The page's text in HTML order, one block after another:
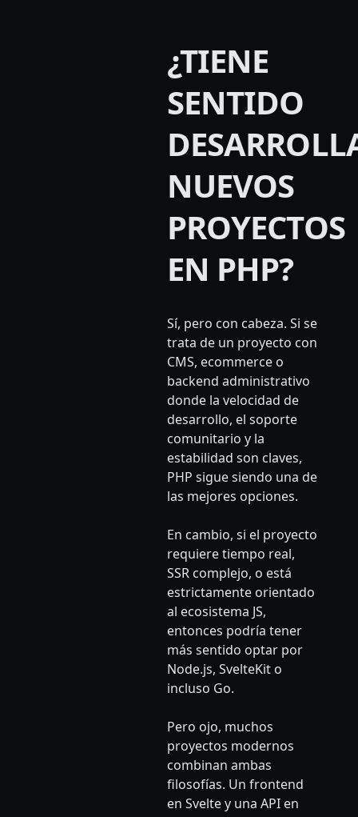
¿TIENE
SENTIDO
NUEVOS
PROYECTOS
EN PHP?
Sí, pero con cabeza. Si se
trata de un proyecto con
CMS, ecommerce o
backend administrativo
donde la velocidad de
desarrollo, el soporte
comunitario y la
estabilidad son claves,
PHP sigue siendo una de
las mejores opciones.
En cambio, si el proyecto
requiere tiempo real,
SSR complejo, o está
estrictamente orientado
al ecosistema JS,
entonces podría tener
más sentido optar por
Node.js, SvelteKit o
incluso Go.
Pero ojo, muchos
proyectos modernos
combinan ambas
filosofías. Un frontend
en Svelte y una API en